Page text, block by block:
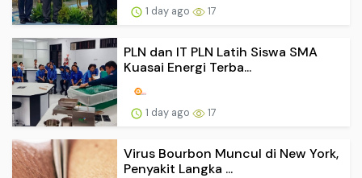
1 day ago 17
PLN dan IT PLN Latih Siswa SMA
Kuasai Energi Terba...
1 day ago 17
Virus Bourbon Muncul di New York,
Penyakit Langka ...